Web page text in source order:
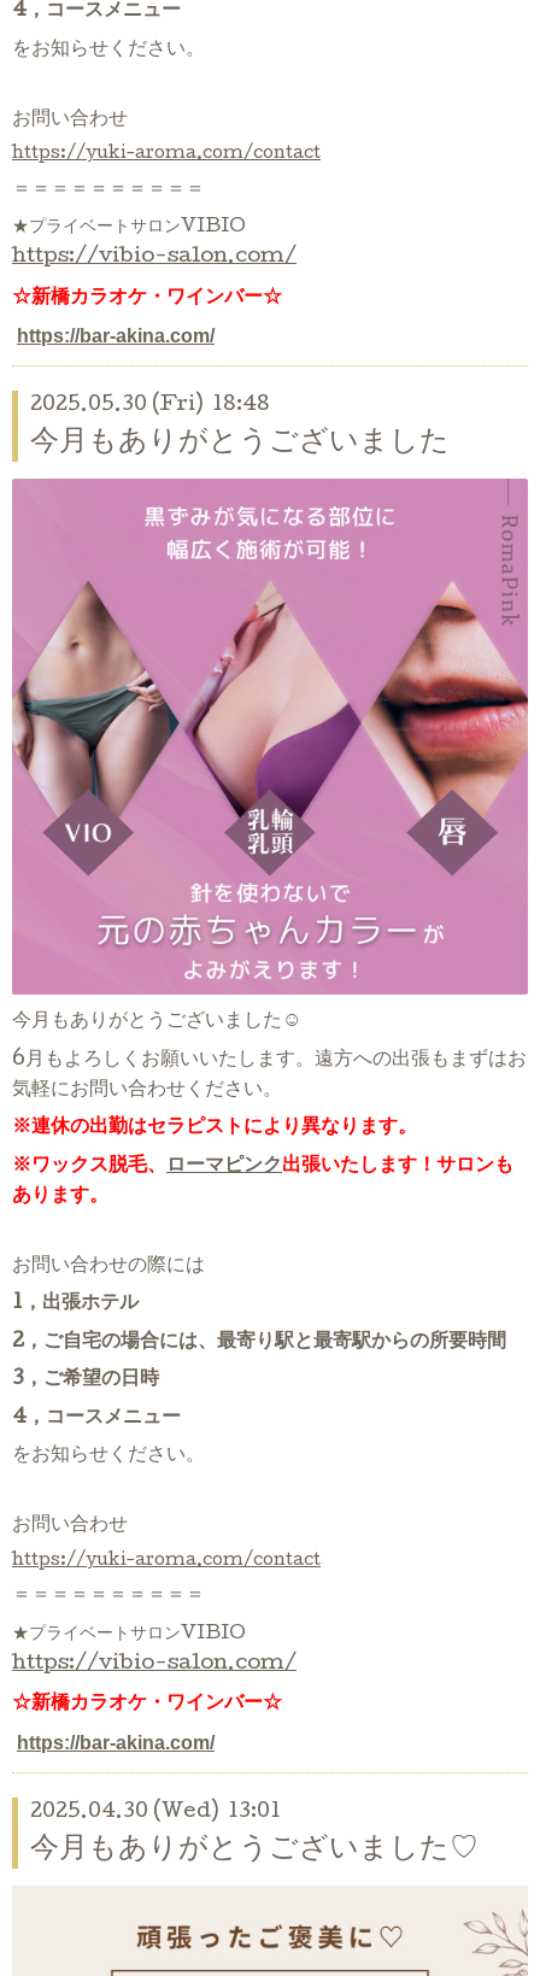
4，コースメニュー
をお知らせください。
お問い合わせ
https://yuki-aroma.com/contact
＝＝＝＝＝＝＝＝＝＝
★プライベートサロンVIBIO
https://vibio-salon.com/
☆新橋カラオケ・ワインバー☆
https://bar-akina.com/
2025.05.30 (Fri) 18:48
今月もありがとうございました
今月もありがとうございました☺
6月もよろしくお願いいたします。遠方への出張もまずはお
気軽にお問い合わせください。
※連休の出勤はセラピストにより異なります。
※ワックス脱毛、
ローマピンク出張いたします！サロンも
あります。
お問い合わせの際には
1，出張ホテル
2，ご自宅の場合には、最寄り駅と最寄駅からの所要時間
3，ご希望の日時
4，コースメニュー
をお知らせください。
お問い合わせ
https://yuki-aroma.com/contact
＝＝＝＝＝＝＝＝＝＝
★プライベートサロンVIBIO
https://vibio-salon.com/
☆新橋カラオケ・ワインバー☆
https://bar-akina.com/
2025.04.30 (Wed) 13:01
今月もありがとうございました♡